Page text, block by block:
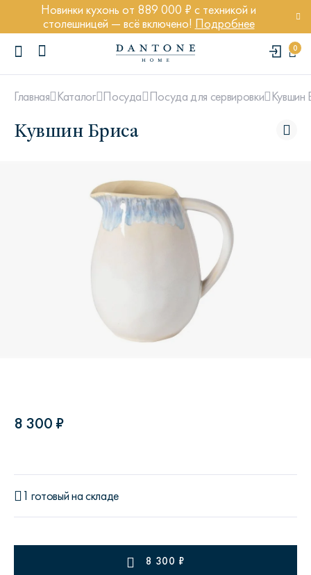
Новинки кухонь от 889 000 ₽ с техникой и
столешницей — всё включено! Подробнее
0
ПОПУЛЯРНЫЕ ЗАПРОСЫ
Кровать Ньюбери
Главная Каталог Посуда Посуда для сервировки Кувшин
Кувшин Бриса
8 300 ₽
1 готовый на складе
8 300 ₽